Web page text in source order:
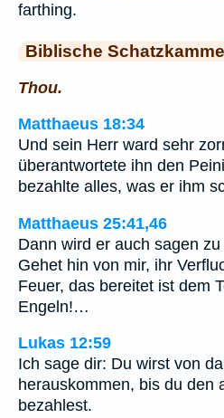
farthing.
Biblische
Thou.
Matthaeus 18:34
Und sein Herr ward sehr
überantwortete ihn den
bezahlte alles, was er ihm
Matthaeus 25:41,46
Dann wird er auch sagen
Gehet hin von mir, ihr
Feuer, das bereitet ist dem
Engeln!…
Lukas 12:59
Ich sage dir: Du wirst von
herauskommen, bis du den
bezahlest.